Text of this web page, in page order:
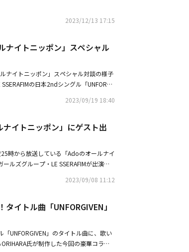
特別賞everything u are ／ Hindia◆Vietna
優秀ロックバンド／ソロアーティスト
アーティスト賞羊文学◆最優秀ダンス
ボーイズアイドルカルチャーアーティ
ルチャーアーティスト賞（グループ／
スト賞ハチ◆最優秀 K-POPアーティス
ひろみ Hiromi's Sonicwonder◆最優秀ク
サウンドトラックアルバム賞国宝 オリ
ブ・オーディエンス賞（国内）Snow
最優秀ライブ美術大道具スタッフ賞
宏記◆最優秀ライブ照明スタッフ賞 in a
フ賞 in association with 日本舞台技術
怪獣」 ／ 株式会社アコースティック
association with 日本舞台技術スタッ
作品賞サカナクション「怪獣」 ／ MV D
／ 原摩利彦◆最優秀劇中伴奏音楽賞
りも盛り上げたSKY-HI率いるBMSGアー
の人気アーティストがメドレー形式で出
い圧巻のステージ、豪華コラボレーショ
発表！今年イチバン聴いた歌」に出演B
自主制作グループとして意味深い■番
ワード 2025～」12月29日（月）午後5
ト＞Ado、Creepy Nuts、SKY-HI（ド
）、Stray Kids、超特急、T.N.T、Travis
の協業を持続的に拡張していく方針だ」
3個ずつ食べて、バナナ牛乳もよく飲ん
の方々に喜びを届けたい。そしてすべて
国を皮切りにワールドツアーに突入する
京国立競技場での単独公演を完売させ
高音で、世界中にJ‐POPのファンを増
ァンの期待高まる・LE SSERAFIMがゲス
な音楽スタイルとこれを繊細に表現する
えている。顔出しをしない歌手として音
大8万人規模の公演を予告し、SMAPやD
。韓国では、劇場版アニメ「ONE PIECE
名だ。また、LE SSERAFIMの日本2ndシ
フィーチャリングボーカルとして参加し
ペシャル対談の様子をYouTubeで公開・L
2023/12/13 17:15
ナイトニッポン」スペシャル
ナイトニッポン」スペシャル対談の様子
の日本2ndシングル「UNFORGI
に、Adoがパーソナリティを務め毎週月
演した。Ado自身、FEARNOT（LE SS
の宮脇咲良もかねてからAdoのファン
コラボが放送で繰り広げられた。その
火）18時にYouTubeのオールナイトニッ
両者の掛け合いからスタート。初の単独
ステージのための体力作りについて語っ
2023/09/19 18:40
イトニッポン」にゲスト出
時から放送している「Adoのオールナイ
ルズグループ・LE SSERAFIMが出演す
ver.-」にAdoが参加していることか
ストのLE SSERAFIMへの質問など、メ
。LE SSERAFIMが出演する「Adoのオ
。スマホやパソコンからはradikoを使っ
まで聴取可能となっている。■番組情報
（月）25時～27時 放送パーソナリテ
2023/09/08 11:12
イトル曲「UNFORGIVEN」
UNFORGIVEN」のタイトル曲に、歌い
氏が制作した今回の豪華コラボ